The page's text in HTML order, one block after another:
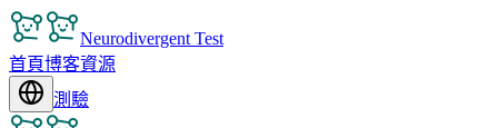
Neurodivergent Test
首頁博客資源
測驗